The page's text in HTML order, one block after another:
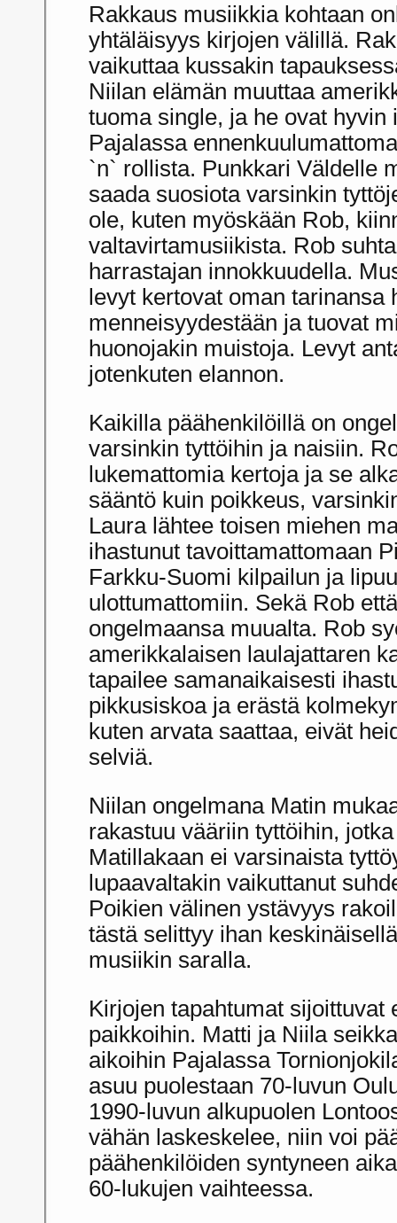
Rakkaus musiikkia kohtaan
yhtäläisyys kirjojen välillä.
vaikuttaa kussakin
Niilan elämän muuttaa
tuoma single, ja he ovat hyvin
Pajalassa
`n` rollista. Punkkari Väldelle
saada suosiota varsinkin
ole, kuten myöskään Rob,
valtavirtamusiikista. Rob
harrastajan innokkuudella.
levyt kertovat oman tarinansa
menneisyydestään ja tuovat
huonojakin muistoja. Levyt
jotenkuten elannon.
Kaikilla päähenkilöillä on
varsinkin tyttöihin ja naisiin.
lukemattomia kertoja ja se
sääntö kuin poikkeus,
Laura lähtee toisen miehen
ihastunut tavoittamattomaan
Farkku-Suomi kilpailun ja
ulottumattomiin. Sekä Rob
ongelmaansa muualta. Rob
amerikkalaisen laulajattaren
tapailee samanaikaisesti
pikkusiskoa ja erästä
kuten arvata saattaa, eivät
selviä.
Niilan ongelmana Matin
rakastuu vääriin tyttöihin,
Matillakaan ei varsinaista
lupaavaltakin vaikuttanut
Poikien välinen ystävyys
tästä selittyy ihan
musiikin saralla.
Kirjojen tapahtumat sijoittuvat
paikkoihin. Matti ja Niila
aikoihin Pajalassa
asuu puolestaan 70-luvun
1990-luvun alkupuolen
vähän laskeskelee, niin voi
päähenkilöiden syntyneen
60-lukujen vaihteessa.